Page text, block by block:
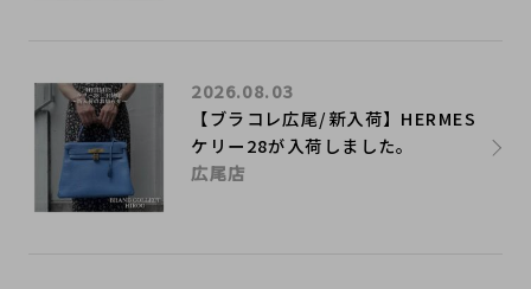
【ブラコレ広尾/新入荷】HERMES
ケリー28が入荷しました。
2026.08.03
広尾店